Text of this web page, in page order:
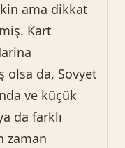
ama dikkat
Kart
olsa da, Sovyet
ve küçük
da farklı
zaman